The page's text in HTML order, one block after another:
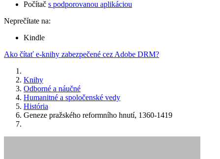
Počítač s podporovanou aplikáciou
Neprečítate na:
Kindle
Ako čítať e-knihy zabezpečené cez Adobe DRM?
Knihy
Odborné a náučné
Humanitné a spoločenské vedy
História
Geneze pražského reformního hnutí, 1360-1419